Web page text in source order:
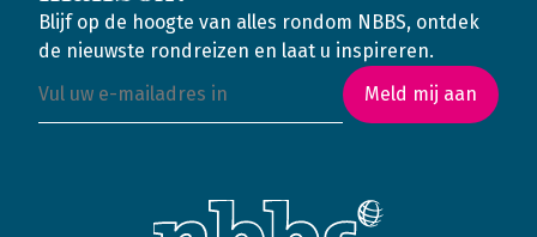
Blijf op de hoogte van alles rondom NBBS, ontdek
de nieuwste rondreizen en laat u inspireren.
Meld mij aan